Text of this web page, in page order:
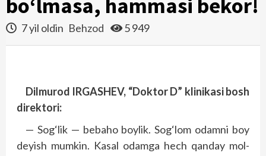
bo‘lmasa, hammasi bekor!
7 yil oldin Behzod 5 949
Dilmurod IRGASHEV, “Doktor D” klinikasi bosh
direktori:
— Sog‘lik — bebaho boylik. Sog‘­lom odamni boy
deyish mumkin. Kasal odamga hech qanday mol-